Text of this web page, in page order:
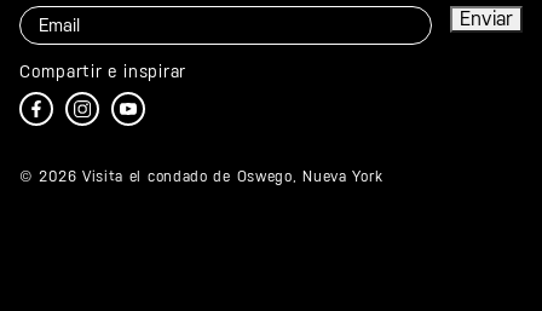
Correo
electrónico
Enviar
Compartir e inspirar
© 2026 Visita el condado de Oswego, Nueva York